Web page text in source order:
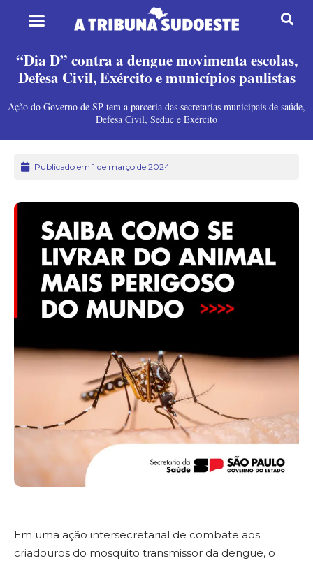
“Dia D” contra a dengue movimenta escolas,
Defesa Civil, Exército e municípios paulistas
Ação do Governo de SP tem a parceria das secretarias municipais de saúde,
Defesa Civil, Seduc e Exército
Publicado em 1 de março de 2024
Em uma ação intersecretarial de combate aos
criadouros do mosquito transmissor da dengue, o